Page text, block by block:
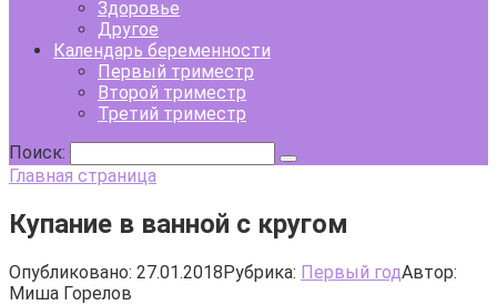
Здоровье
Другое
Календарь беременности
Первый триместр
Второй триместр
Третий триместр
Поиск:
Главная страница
Купание в ванной с кругом
Опубликовано: 27.01.2018Рубрика: Первый годАвтор:
Миша Горелов